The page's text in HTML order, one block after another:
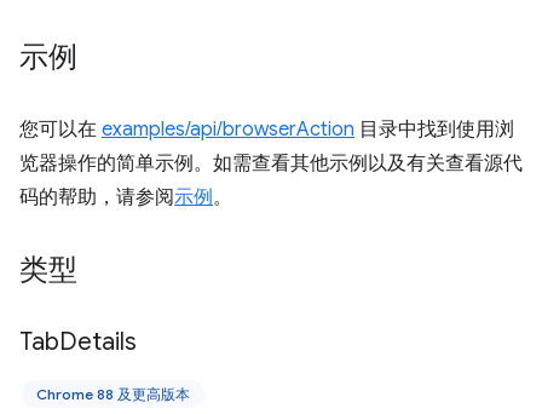
示例
您可以在 examples/api/browserAction 目录中找到使用浏
览器操作的简单示例。如需查看其他示例以及有关查看源代
码的帮助，请参阅示例。
类型
TabDetails
Chrome 88 及更高版本